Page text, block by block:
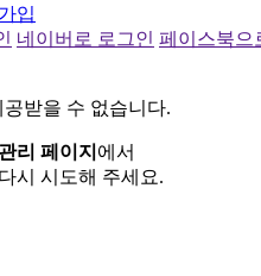
입
네이버로 로그인 페이스북으
받을 수 없습니다.
리 페이지 에서
시 시도해 주세요.